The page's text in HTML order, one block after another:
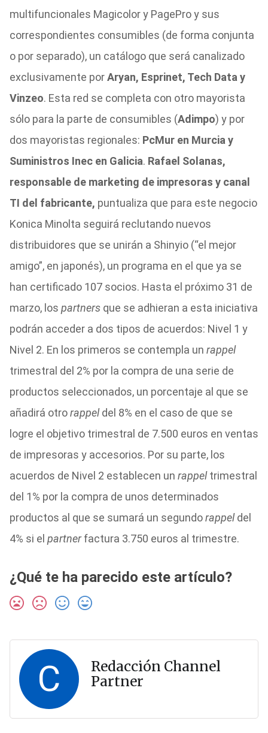
multifuncionales Magicolor y PagePro y sus
correspondientes consumibles (de forma conjunta
o por separado), un catálogo que será canalizado
exclusivamente porAryan, Esprinet, Tech Data y
Vinzeo. Esta red se completa con otro mayorista
sólo para la parte de consumibles (Adimpo) y por
dos mayoristas regionales: PcMur en Murcia y
Suministros Inec en Galicia. Rafael Solanas,
responsable de marketing de impresoras y canal
TI del fabricante, puntualiza que para este negocio
Konica Minolta seguirá reclutando nuevos
distribuidores que se unirán a Shinyio (“el mejor
amigo”, en japonés), un programa en el que ya se
han certificado 107 socios. Hasta el próximo 31 de
marzo, los partnersque se adhieran a esta iniciativa
podrán acceder a dos tipos de acuerdos: Nivel 1 y
Nivel 2. En los primeros se contempla un rappel
trimestral del 2% por la compra de una serie de
productos seleccionados, un porcentaje al que se
añadirá otrorappeldel 8% en el caso de que se
logre el objetivo trimestral de 7.500 euros en ventas
de impresoras y accesorios. Por su parte, los
acuerdos de Nivel 2 establecen un rappeltrimestral
del 1% por la compra de unos determinados
productos al que se sumará un segundorappeldel
4% si el partnerfactura 3.750 euros al trimestre.
¿Qué te ha parecido este artículo?
C
Redacción Channel
Partner